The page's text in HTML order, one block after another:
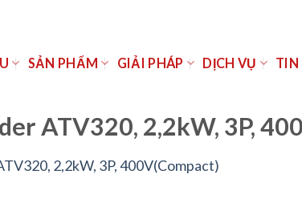
SẢN PHẨM GIẢI PHÁP DỊCH VỤ TIN
ATV320, 2,2kW, 3P,
2,2kW, 3P, 400V(Compact)